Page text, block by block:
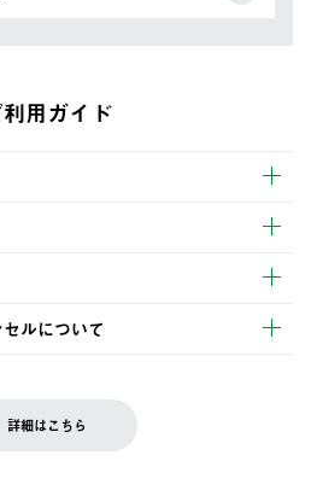
利用ガイド
払いいただけます。
日以内に商品を発送いたします。
ので、木曜日以降のご注文は週明け
す。
料は、お客様ご負担とさせていただ
ルについて
、会員マイページ内 購入履歴画面に
詳細はこちら